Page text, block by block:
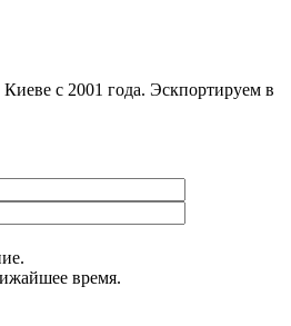
с 2001 года. Эскпортируем в
время.